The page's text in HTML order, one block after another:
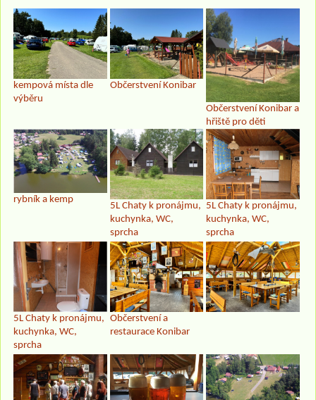
kempová místa dle
výběru
Občerstvení Konibar
Občerstvení Konibar a
hřiště pro děti
rybník a kemp
5L Chaty k pronájmu,
kuchynka, WC,
sprcha
5L Chaty k pronájmu,
kuchynka, WC,
sprcha
5L Chaty k pronájmu,
kuchynka, WC,
sprcha
Občerstvení a
restaurace Konibar